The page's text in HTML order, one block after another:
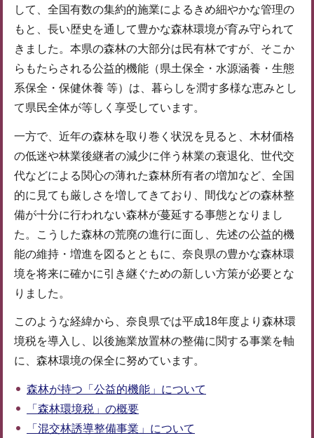
して、全国有数の集約的施業によるきめ細やかな管理の
もと、長い歴史を通して豊かな森林環境が育み守られて
きました。本県の森林の大部分は民有林ですが、そこか
らもたらされる公益的機能（県土保全・水源涵養・生態
系保全・保健休養 等）は、暮らしを潤す多様な恵みとし
て県民全体が等しく享受しています。
一方で、近年の森林を取り巻く状況を見ると、木材価格
の低迷や林業後継者の減少に伴う林業の衰退化、世代交
代などによる関心の薄れた森林所有者の増加など、全国
的に見ても厳しさを増してきており、間伐などの森林整
備が十分に行われない森林が蔓延する事態となりまし
た。こうした森林の荒廃の進行に面し、先述の公益的機
能の維持・増進を図るとともに、奈良県の豊かな森林環
境を将来に確かに引き継ぐための新しい方策が必要とな
りました。
このような経緯から、奈良県では平成18年度より森林環
境税を導入し、以後施業放置林の整備に関する事業を軸
に、森林環境の保全に努めています。
森林が持つ「公益的機能」について
「森林環境税」の概要
「混交林誘導整備事業」について